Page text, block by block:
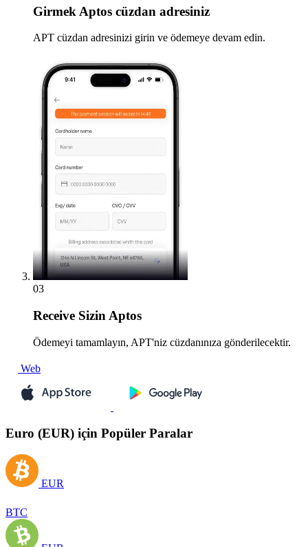
Girmek Aptos cüzdan adresiniz
APT cüzdan adresinizi girin ve ödemeye devam edin.
03
Receive Sizin Aptos
Ödemeyi tamamlayın, APT'niz cüzdanınıza gönderilecektir.
Web
Euro (EUR) için Popüler Paralar
EUR
BTC